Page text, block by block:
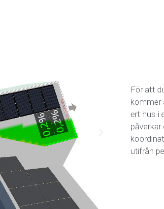
För att
kommer
ert hus i
utifrån